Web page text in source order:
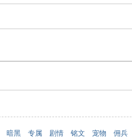
暗黑 专属 剧情 铭文 宠物 佣兵